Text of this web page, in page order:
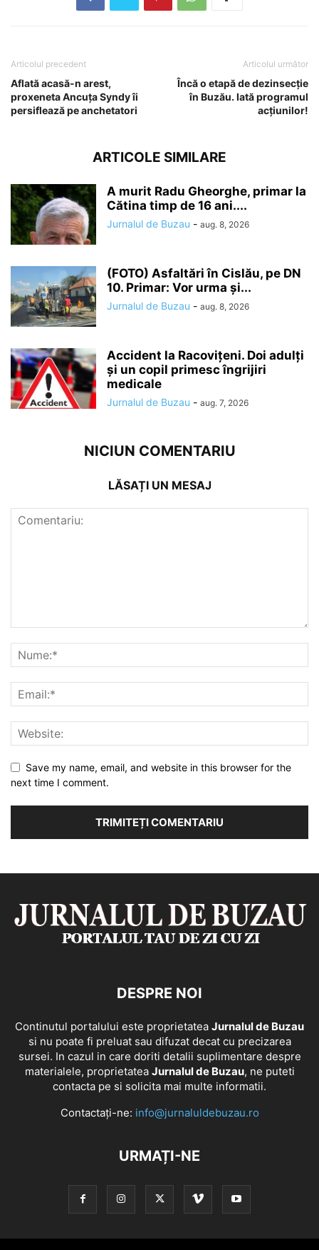
Articolul precedent
Aflată acasă-n arest,
proxeneta Ancuța Syndy îi
persiflează pe anchetatori
Articolul următor
Încă o etapă de dezinsecție
în Buzău. Iată programul
acțiunilor!
ARTICOLE SIMILARE
A murit Radu Gheorghe, primar la
Cătina timp de 16 ani....
Jurnalul de Buzau - aug. 8, 2026
(FOTO) Asfaltări în Cislău, pe DN
10. Primar: Vor urma și...
Jurnalul de Buzau - aug. 8, 2026
Accident la Racovițeni. Doi adulți
și un copil primesc îngrijiri
medicale
Jurnalul de Buzau - aug. 7, 2026
NICIUN COMENTARIU
LĂSAȚI UN MESAJ
Save my name, email, and website in this browser for the
next time I comment.
DESPRE NOI
Continutul portalului este proprietatea Jurnalul de Buzau
si nu poate fi preluat sau difuzat decat cu precizarea
sursei. In cazul in care doriti detalii suplimentare despre
materialele, proprietatea Jurnalul de Buzau, ne puteti
contacta pe si solicita mai multe informatii.
Contactați-ne: info@jurnaluldebuzau.ro
URMAȚI-NE